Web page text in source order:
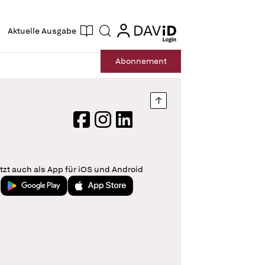
Aktuelle Ausgabe Suche login
login
Abonnement
Nach oben springen
FacebookInstagram
LinkedIn
auch als App für iOS und Android
Jetzt bei Google PlayLaden im App Store